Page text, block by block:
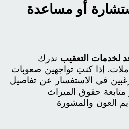
أو مساعدة
لخدمات التعقيب ندرك
إذا كنتِ تواجهين صعوبات
في الاستفسار عن تفاصيل
متابعة حقوق الميراث
العون والمشورة